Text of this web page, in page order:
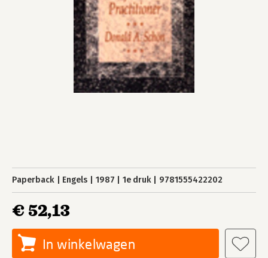
Paperback Engels 1987 1e druk 9781555422202
€ 52,13
In winkelwagen